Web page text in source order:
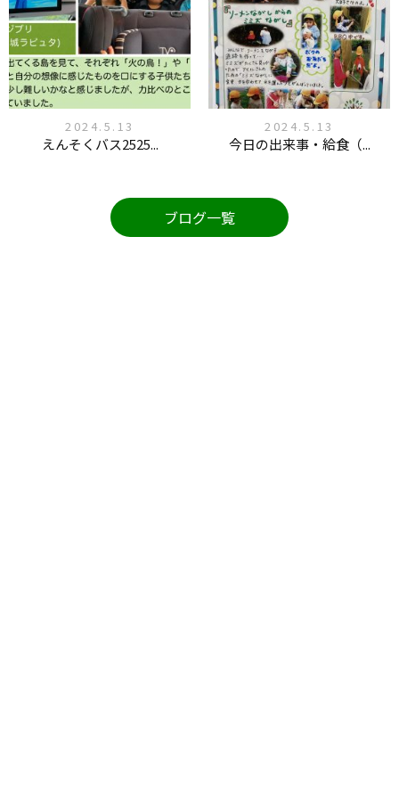
2024.5.13
えんそくバス2525...
2024.5.13
今日の出来事・給食（...
ブログ一覧